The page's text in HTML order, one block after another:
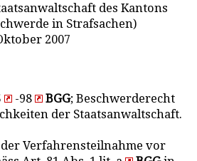
des Kantons
in Strafsachen)
2007
-98 BGG; Beschwerderecht
der Staatsanwaltschaft.
Verfahrensteilnahme vor